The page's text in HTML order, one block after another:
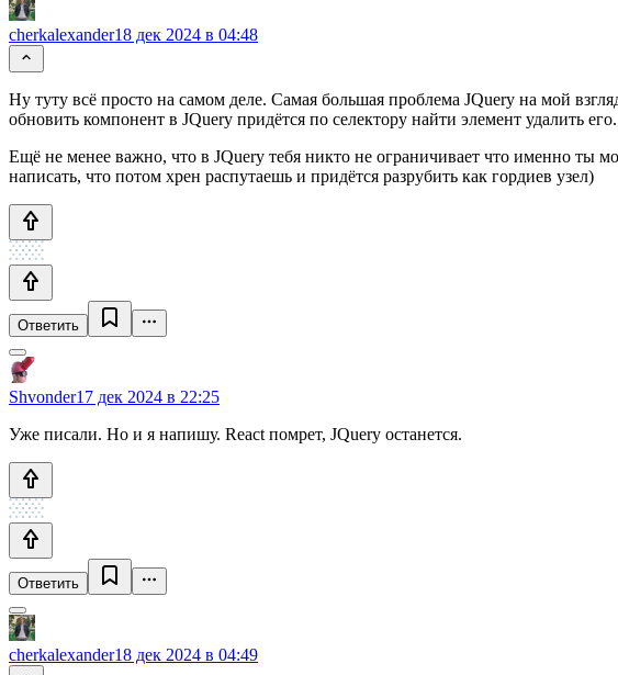
cherkalexander18 дек 2024 в 04:48
Ну туту всё просто на самом деле. Самая большая проблема JQuery на мой
обновить компонент в JQuery придётся по селектору найти элемент удалить его.
Ещё не менее важно, что в JQuery тебя никто не ограничивает что именно ты
написать, что потом хрен распутаешь и придётся разрубить как гордиев узел)
Ответить
Shvonder17 дек 2024 в 22:25
Уже писали. Но и я напишу. React помрет, JQuery останется.
Ответить
cherkalexander18 дек 2024 в 04:49